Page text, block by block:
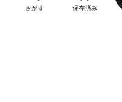
さがす 保存済み